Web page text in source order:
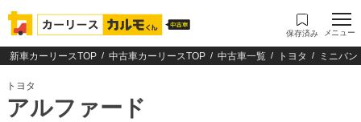
保存済み メニュー
新車カーリースTOP 中古車カーリースTOP 中古車一覧 トヨタ ミニバ
トヨタ
アルファード